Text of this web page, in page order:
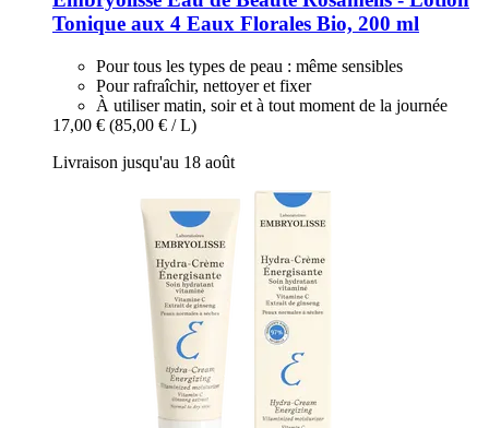
Tonique aux 4 Eaux Florales Bio, 200 ml
Pour tous les types de peau : même sensibles
Pour rafraîchir, nettoyer et fixer
À utiliser matin, soir et à tout moment de la journée
17,00 € (85,00 € / L)
Livraison jusqu'au 18 août